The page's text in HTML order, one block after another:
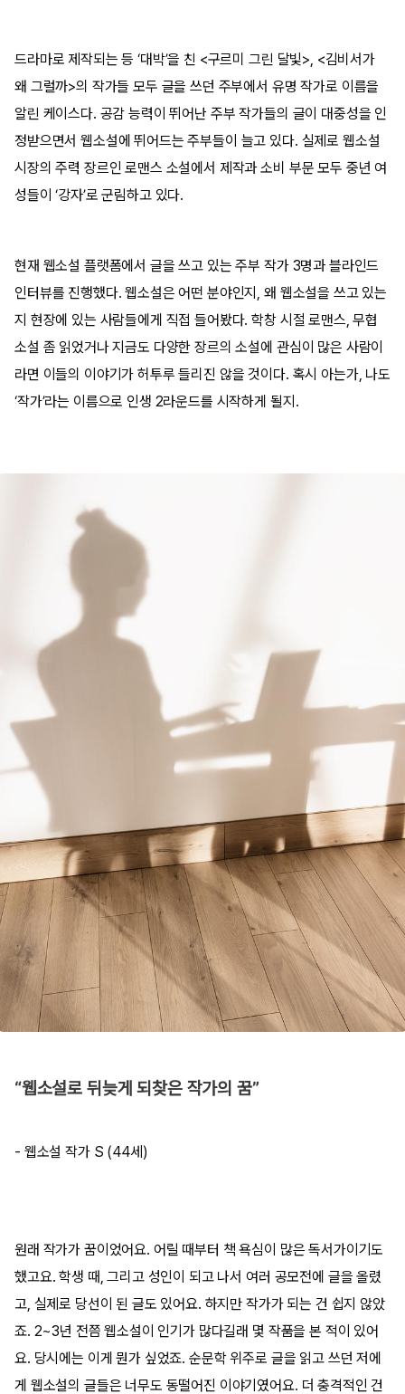
드라마로 제작되는 등 ‘대박’을 친 <구르미 그린 달빛>, <김비서가
왜 그럴까>의 작가들 모두 글을 쓰던 주부에서 유명 작가로 이름을
알린 케이스다. 공감 능력이 뛰어난 주부 작가들의 글이 대중성을 인
정받으면서 웹소설에 뛰어드는 주부들이 늘고 있다. 실제로 웹소설
시장의 주력 장르인 로맨스 소설에서 제작과 소비 부문 모두 중년 여
성들이 ‘강자’로 군림하고 있다.
현재 웹소설 플랫폼에서 글을 쓰고 있는 주부 작가 3명과 블라인드
인터뷰를 진행했다. 웹소설은 어떤 분야인지, 왜 웹소설을 쓰고 있는
지 현장에 있는 사람들에게 직접 들어봤다. 학창 시절 로맨스, 무협
소설 좀 읽었거나 지금도 다양한 장르의 소설에 관심이 많은 사람이
라면 이들의 이야기가 허투루 들리진 않을 것이다. 혹시 아는가, 나도
‘작가’라는 이름으로 인생 2라운드를 시작하게 될지.
“웹소설로 뒤늦게 되찾은 작가의 꿈”
- 웹소설 작가 S (44세)
원래 작가가 꿈이었어요. 어릴 때부터 책 욕심이 많은 독서가이기도
했고요. 학생 때, 그리고 성인이 되고 나서 여러 공모전에 글을 올렸
고, 실제로 당선이 된 글도 있어요. 하지만 작가가 되는 건 쉽지 않았
죠. 2~3년 전쯤 웹소설이 인기가 많다길래 몇 작품을 본 적이 있어
요. 당시에는 이게 뭔가 싶었죠. 순문학 위주로 글을 읽고 쓰던 저에
게 웹소설의 글들은 너무도 동떨어진 이야기였어요. 더 충격적인 건